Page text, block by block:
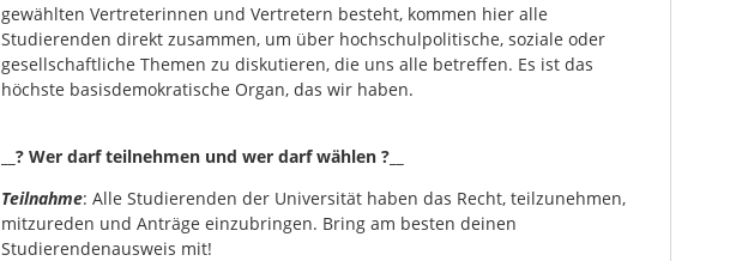
gewählten Vertreterinnen und Vertretern besteht, kommen hier alle
Studierenden direkt zusammen, um über hochschulpolitische, soziale oder
gesellschaftliche Themen zu diskutieren, die uns alle betreffen. Es ist das
höchste basisdemokratische Organ, das wir haben.
__? Wer darf teilnehmen und wer darf wählen ?__
Teilnahme: Alle Studierenden der Universität haben das Recht, teilzunehmen,
mitzureden und Anträge einzubringen. Bring am besten deinen
Studierendenausweis mit!